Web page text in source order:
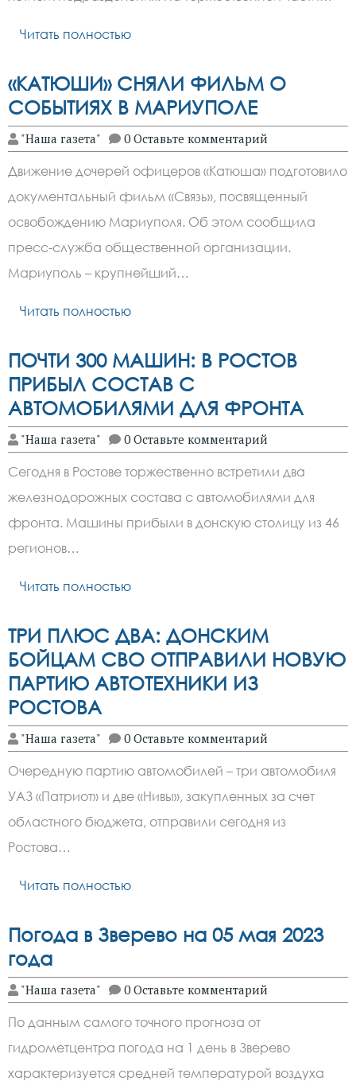
Читать полностью
«КАТЮШИ» СНЯЛИ ФИЛЬМ О
СОБЫТИЯХ В МАРИУПОЛЕ
"Наша газета" 0 Оставьте комментарий
Движение дочерей офицеров «Катюша» подготовило
документальный фильм «Связь», посвященный
освобождению Мариуполя. Об этом сообщила
пресс-служба общественной организации.
Мариуполь – крупнейший…
Читать полностью
ПОЧТИ 300 МАШИН: В РОСТОВ
ПРИБЫЛ СОСТАВ С
АВТОМОБИЛЯМИ ДЛЯ ФРОНТА
"Наша газета" 0 Оставьте комментарий
Сегодня в Ростове торжественно встретили два
железнодорожных состава с автомобилями для
фронта. Машины прибыли в донскую столицу из 46
регионов…
Читать полностью
ТРИ ПЛЮС ДВА: ДОНСКИМ
БОЙЦАМ СВО ОТПРАВИЛИ НОВУЮ
ПАРТИЮ АВТОТЕХНИКИ ИЗ
РОСТОВА
"Наша газета" 0 Оставьте комментарий
Очередную партию автомобилей – три автомобиля
УАЗ «Патриот» и две «Нивы», закупленных за счет
областного бюджета, отправили сегодня из
Ростова…
Читать полностью
Погода в Зверево на 05 мая 2023
года
"Наша газета" 0 Оставьте комментарий
По данным самого точного прогноза от
гидрометцентра погода на 1 день в Зверево
характеризуется средней температурой воздуха